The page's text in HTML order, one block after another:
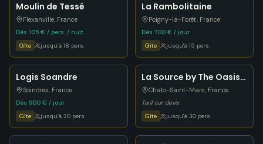
Moulin de Tessé
Flexanville, France
Dès 105 € / pers. / nuit
Gîte
jusqu'à 18 pers.
La Rambolitaine
Poigny-la-Forêt, France
Dès 700 € / jour
Gîte
jusqu'à 15 pers.
Logis Soandre
Soindres, France
Dès 900 € / jour
Gîte
jusqu'à 20 pers.
La Source by The Oasis
House
Chalo-Saint-Mars, France
Tarif sur devis
Gîte
jusqu'à 30 pers.